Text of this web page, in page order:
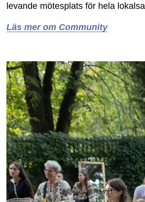
levande mötesplats för hela
Läs mer om Community